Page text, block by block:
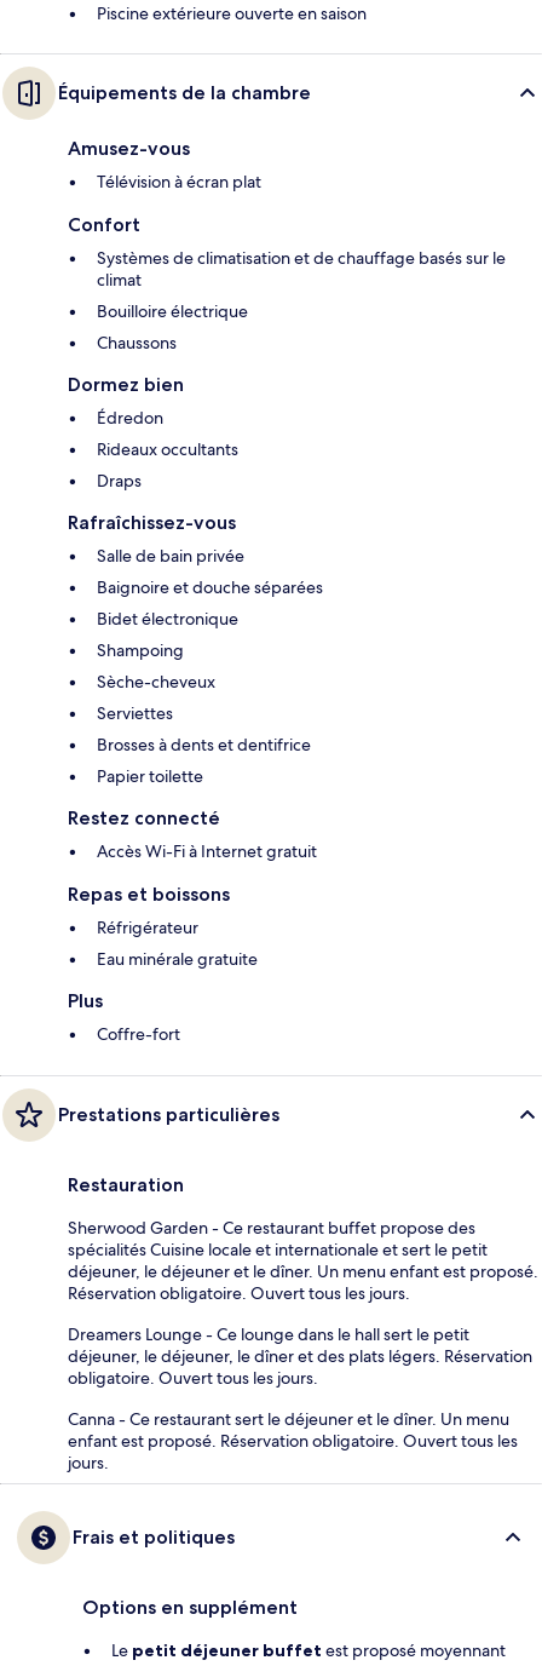
Piscine extérieure ouverte en saison
Équipements de la chambre
Amusez-vous
Télévision à écran plat
Confort
Systèmes de climatisation et de chauffage basés sur le
climat
Bouilloire électrique
Chaussons
Dormez bien
Édredon
Rideaux occultants
Draps
Rafraîchissez-vous
Salle de bain privée
Baignoire et douche séparées
Bidet électronique
Shampoing
Sèche-cheveux
Serviettes
Brosses à dents et dentifrice
Papier toilette
Restez connecté
Accès Wi-Fi à Internet gratuit
Repas et boissons
Réfrigérateur
Eau minérale gratuite
Plus
Coffre-fort
Prestations particulières
Restauration
Sherwood Garden - Ce restaurant buffet propose des
spécialités Cuisine locale et internationale et sert le petit
déjeuner, le déjeuner et le dîner. Un menu enfant est proposé.
Réservation obligatoire. Ouvert tous les jours.
Dreamers Lounge - Ce lounge dans le hall sert le petit
déjeuner, le déjeuner, le dîner et des plats légers. Réservation
obligatoire. Ouvert tous les jours.
Canna - Ce restaurant sert le déjeuner et le dîner. Un menu
enfant est proposé. Réservation obligatoire. Ouvert tous les
jours.
Frais et politiques
Options en supplément
Le petit déjeuner buffet est proposé moyennant